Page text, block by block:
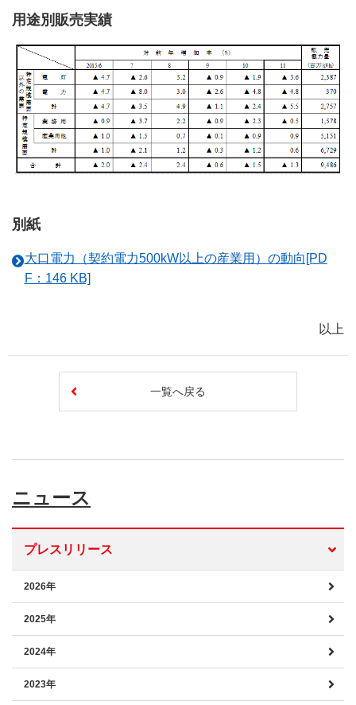
用途別販売実績
別紙
大口電力（契約電力500kW以上の産業用）の動向[PD
F：146 KB]
以上
一覧へ戻る
ニュース
プレスリリース
2026年
2025年
2024年
2023年